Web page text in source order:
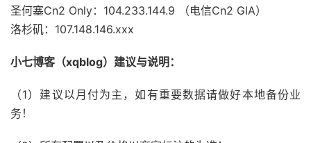
圣何塞Cn2 Only：104.233.144.9 （电信Cn2 GIA）
洛杉矶：107.148.146.xxx
小七博客（xqblog）建议与说明：
（1）建议以月付为主，如有重要数据请做好本地备份业
务！